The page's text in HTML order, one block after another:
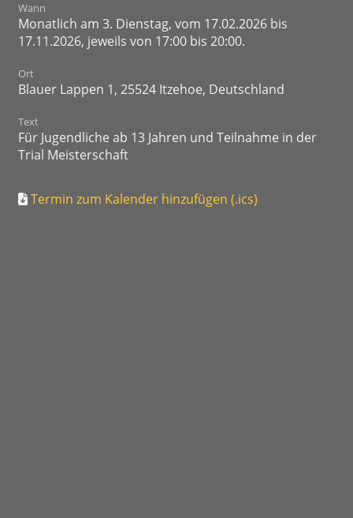
Wann
Monatlich am 3. Dienstag, vom 17.02.2026 bis
17.11.2026, jeweils von 17:00 bis 20:00.
Ort
Blauer Lappen 1, 25524 Itzehoe, Deutschland
Text
Für Jugendliche ab 13 Jahren und Teilnahme in der
Trial Meisterschaft
Termin zum Kalender hinzufügen (.ics)